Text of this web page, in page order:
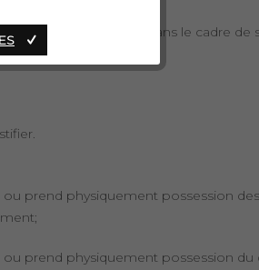
ni commercial, ni dans le cadre de
prend physiquement possession
prend physiquement possession du